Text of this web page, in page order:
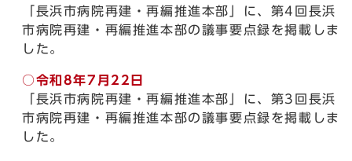
「長浜市病院再建・再編推進本部」に、第4回長浜
市病院再建・再編推進本部の議事要点録を掲載しま
した。
○令和8年7月22日
「長浜市病院再建・再編推進本部」に、第3回長浜
市病院再建・再編推進本部の議事要点録を掲載しま
した。